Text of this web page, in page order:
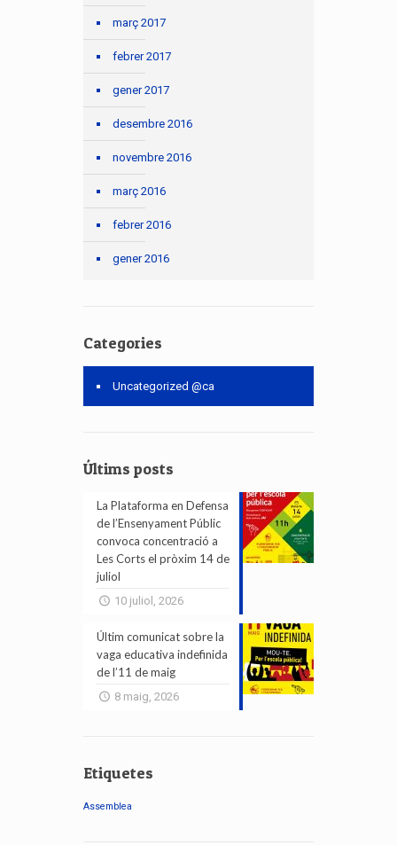
març 2017
febrer 2017
gener 2017
desembre 2016
novembre 2016
març 2016
febrer 2016
gener 2016
Categories
Uncategorized @ca
Últims posts
La Plataforma en Defensa
de l’Ensenyament Públic
convoca concentració a
Les Corts el pròxim 14 de
juliol
10 juliol, 2026
Últim comunicat sobre la
vaga educativa indefinida
de l’11 de maig
8 maig, 2026
Etiquetes
Assemblea